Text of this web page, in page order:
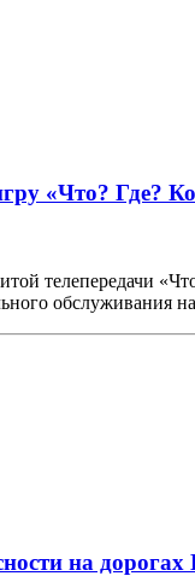
«Что? Где?
телепередачи
обслуживания
на дорогах